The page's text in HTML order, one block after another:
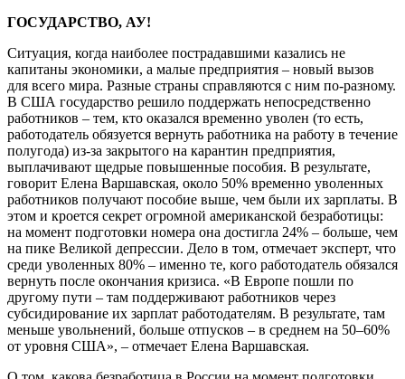
ГОСУДАРСТВО, АУ!
Ситуация, когда наиболее пострадавшими казались не
капитаны экономики, а малые предприятия – новый вызов
для всего мира. Разные страны справляются с ним по-разному.
В США государство решило поддержать непосредственно
работников – тем, кто оказался временно уволен (то есть,
работодатель обязуется вернуть работника на работу в течение
полугода) из-за закрытого на карантин предприятия,
выплачивают щедрые повышенные пособия. В результате,
говорит Елена Варшавская, около 50% временно уволенных
работников получают пособие выше, чем были их зарплаты. В
этом и кроется секрет огромной американской безработицы:
на момент подготовки номера она достигла 24% – больше, чем
на пике Великой депрессии. Дело в том, отмечает эксперт, что
среди уволенных 80% – именно те, кого работодатель обязался
вернуть после окончания кризиса. «В Европе пошли по
другому пути – там поддерживают работников через
субсидирование их зарплат работодателям. В результате, там
меньше увольнений, больше отпусков – в среднем на 50–60%
от уровня США», – отмечает Елена Варшавская.